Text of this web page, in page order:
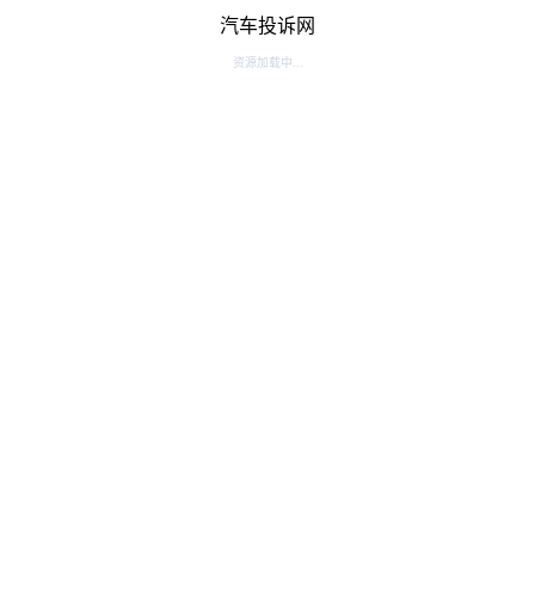
汽车投诉网
资源加载中...